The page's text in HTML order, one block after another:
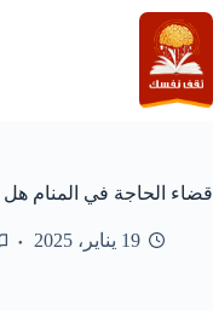
التجاوز
إلى
المحتوى
قضاء الحاجة في المنام
19 يناير، 2025